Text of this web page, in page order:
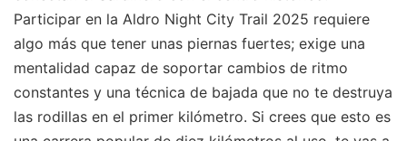
Participar en la Aldro Night City Trail 2025 requiere
algo más que tener unas piernas fuertes; exige una
mentalidad capaz de soportar cambios de ritmo
constantes y una técnica de bajada que no te destruya
las rodillas en el primer kilómetro. Si crees que esto es